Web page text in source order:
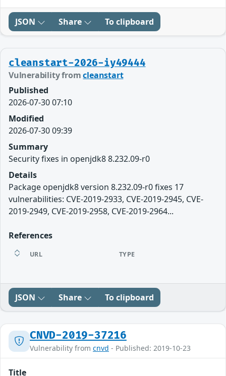
JSON Share To clipboard
cleanstart-2026-iy49444
Vulnerability fromcleanstart
Published
2026-07-30 07:10
Modified
2026-07-30 09:39
Summary
Security fixes in openjdk8 8.232.09-r0
Details
Package openjdk8 version 8.232.09-r0 fixes 17
vulnerabilities: CVE-2019-2933, CVE-2019-2945, CVE-
2019-2949, CVE-2019-2958, CVE-2019-2964...
References
URL TYPE
JSON Share To clipboard
CNVD-2019-37216
Vulnerability from cnvd - Published: 2019-10-23
Title